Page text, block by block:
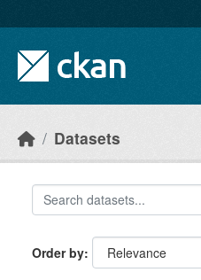
Datasets
Order by